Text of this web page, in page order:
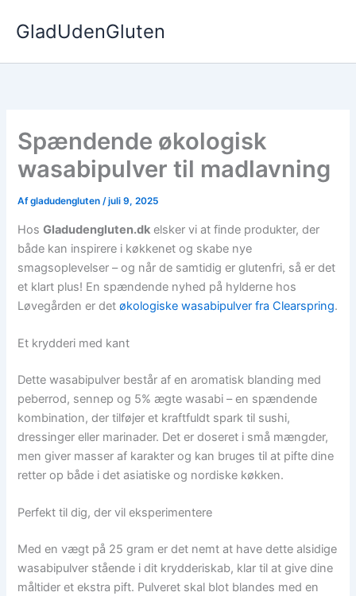
GladUdenGluten
Spændende økologisk
wasabipulver til madlavning
Afgladudengluten/juli 9, 2025
HosGladudengluten.dk elsker vi at finde produkter, der
både kan inspirere i køkkenet og skabe nye
smagsoplevelser – og når de samtidig er glutenfri, så er det
et klart plus! En spændende nyhed på hylderne hos
Løvegården er detøkologiske wasabipulver fra Clearspring.
Et krydderi med kant
Dette wasabipulver består af en aromatisk blanding med
peberrod, sennep og 5% ægte wasabi – en spændende
kombination, der tilføjer et kraftfuldt spark til sushi,
dressinger eller marinader. Det er doseret i små mængder,
men giver masser af karakter og kan bruges til at pifte dine
retter op både i det asiatiske og nordiske køkken.
Perfekt til dig, der vil eksperimentere
Med en vægt på 25 gram er det nemt at have dette alsidige
wasabipulver stående i dit krydderiskab, klar til at give dine
måltider et ekstra pift. Pulveret skal blot blandes med en